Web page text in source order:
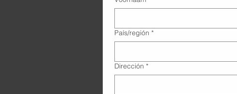
Adres met meerdere regels
País/región *
Dirección *